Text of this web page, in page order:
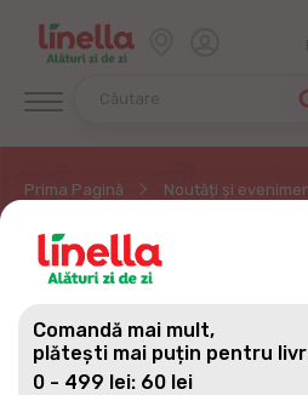
Prima Pagină Noutăți și
UN NOU
CAPITALĂ,
134 LA NIVEL
Comandă mai mult,
plătești mai puțin pentru
0 - 499 lei: 60 lei